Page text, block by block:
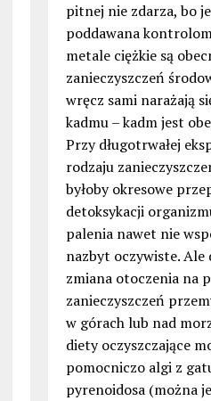
pitnej nie zdarza, bo
poddawana
metale ciężkie są
zanieczyszczeń
wręcz sami narażają
kadmu – kadm jest
Przy długotrwałej
rodzaju
byłoby okresowe
detoksykacji
palenia nawet nie
nazbyt oczywiste. Ale
zmiana otoczenia na
zanieczyszczeń
w górach lub nad
diety oczyszczające
pomocniczo algi z
pyrenoidosa (można